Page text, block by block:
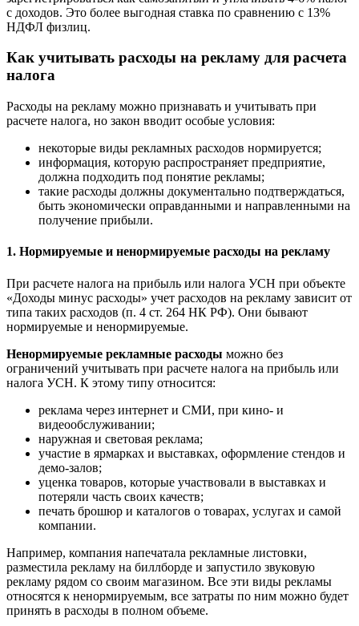
с доходов. Это более выгодная ставка по сравнению с 13%
НДФЛ физлиц.
Как учитывать расходы на рекламу для расчета
налога
Расходы на рекламу можно признавать и учитывать при
расчете налога, но закон вводит особые условия:
некоторые виды рекламных расходов нормируется;
информация, которую распространяет предприятие,
должна подходить под понятие рекламы;
такие расходы должны документально подтверждаться,
быть экономически оправданными и направленными на
получение прибыли.
1. Нормируемые и ненормируемые расходы на рекламу
При расчете налога на прибыль или налога УСН при объекте
«Доходы минус расходы» учет расходов на рекламу зависит от
типа таких расходов (п. 4 ст. 264 НК РФ). Они бывают
нормируемые и ненормируемые.
Ненормируемые рекламные расходы можно без
ограничений учитывать при расчете налога на прибыль или
налога УСН. К этому типу относится:
реклама через интернет и СМИ, при кино- и
видеообслуживании;
наружная и световая реклама;
участие в ярмарках и выставках, оформление стендов и
демо-залов;
уценка товаров, которые участвовали в выставках и
потеряли часть своих качеств;
печать брошюр и каталогов о товарах, услугах и самой
компании.
Например, компания напечатала рекламные листовки,
разместила рекламу на биллборде и запустило звуковую
рекламу рядом со своим магазином. Все эти виды рекламы
относятся к ненормируемым, все затраты по ним можно будет
принять в расходы в полном объеме.